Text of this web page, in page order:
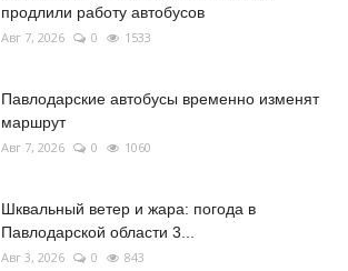
продлили работу автобусов
Авг 7, 2026 0 1533
Павлодарские автобусы временно изменят
маршрут
Авг 7, 2026 0 1060
Шквальный ветер и жара: погода в
Павлодарской области 3...
Авг 3, 2026 0 843